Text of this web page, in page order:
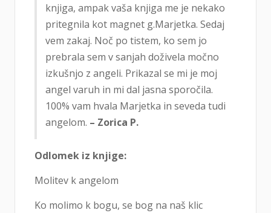
knjiga, ampak vaša knjiga me je nekako
pritegnila kot magnet g.Marjetka. Sedaj
vem zakaj. Noč po tistem, ko sem jo
prebrala sem v sanjah doživela močno
izkušnjo z angeli. Prikazal se mi je moj
angel varuh in mi dal jasna sporočila.
100% vam hvala Marjetka in seveda tudi
angelom. – Zorica P.
Odlomek iz knjige:
Molitev k angelom
Ko molimo k bogu, se bog na naš klic